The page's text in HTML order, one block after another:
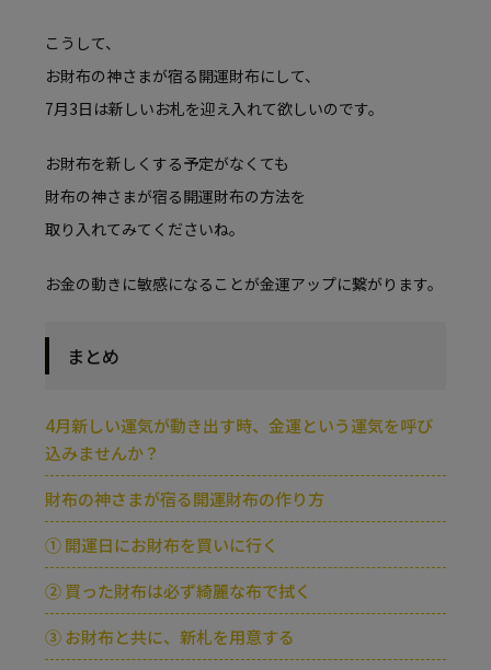
こうして、
お財布の神さまが宿る開運財布にして、
7月3日は新しいお札を迎え入れて欲しいのです。
お財布を新しくする予定がなくても
財布の神さまが宿る開運財布の方法を
取り入れてみてくださいね。
お金の動きに敏感になることが金運アップに繋がります。
まとめ
4月新しい運気が動き出す時、金運という運気を呼び
込みませんか？
財布の神さまが宿る開運財布の作り方
① 開運日にお財布を買いに行く
② 買った財布は必ず綺麗な布で拭く
③ お財布と共に、新札を用意する